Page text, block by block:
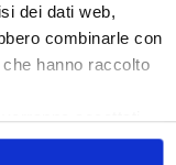
dei dati web,
combinarle con
hanno raccolto
accettati